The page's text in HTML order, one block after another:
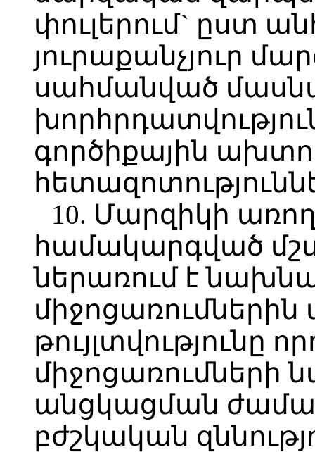
փուլերում` ըստ
յուրաքանչյուր
սահմանված
գործիքային
10. Մարզիկի
համակարգված
ներառում է
միջոցառումներին
թույլտվությունը
անցկացման
բժշկական